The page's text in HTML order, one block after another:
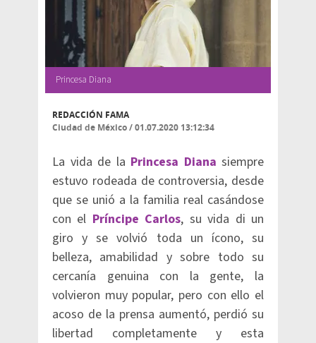
Princesa Diana
REDACCIÓN FAMA
Ciudad de México/01.07.2020 13:12:34
La vida de la Princesa Diana siempre
estuvo rodeada de controversia, desde
que se unió a la familia real casándose
con el Príncipe Carlos, su vida di un
giro y se volvió toda un ícono, su
belleza, amabilidad y sobre todo su
cercanía genuina con la gente, la
volvieron muy popular, pero con ello el
acoso de la prensa aumentó, perdió su
libertad completamente y esta